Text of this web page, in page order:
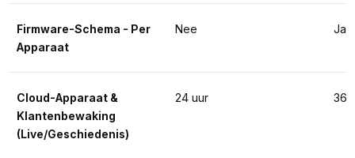
Firmware-Schema - Per
Apparaat
Nee Ja
Cloud-Apparaat &
Klantenbewaking
(Live/Geschiedenis)
24 uur